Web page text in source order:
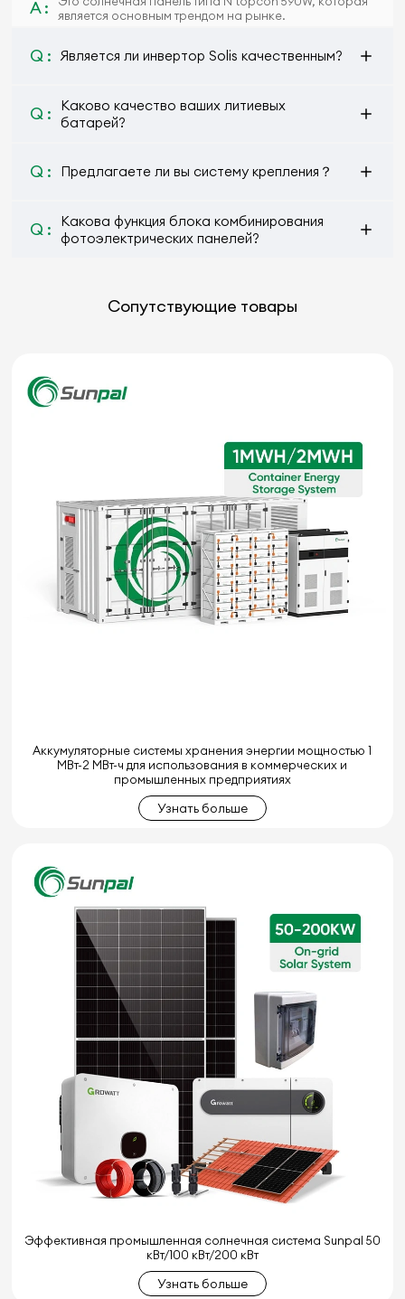
A :
является основным трендом на рынке.
Q : Является ли инвертор Solis качественным?
Q :
Каково качество ваших литиевых
батарей?
Q : Предлагаете ли вы систему крепления？
Q :
Какова функция блока комбинирования
фотоэлектрических панелей?
Сопутствующие товары
Аккумуляторные системы хранения энергии мощностью 1
МВт-2 МВт-ч для использования в коммерческих и
промышленных предприятиях
Узнать больше
Эффективная промышленная солнечная система Sunpal 50
кВт/100 кВт/200 кВт
Узнать больше